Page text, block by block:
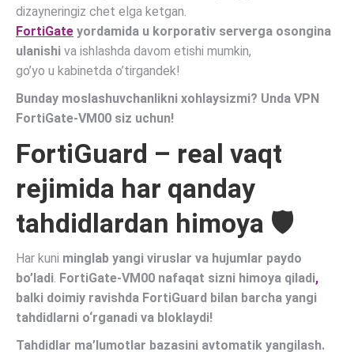
dizayneringiz chet elga ketgan.
FortiGate yordamida u korporativ serverga osongina
ulanishi va ishlashda davom etishi mumkin,
go’yo u kabinetda o’tirgandek!
Bunday moslashuvchanlikni xohlaysizmi? Unda VPN
FortiGate-VM00 siz uchun!
FortiGuard – real vaqt
rejimida har qanday
tahdidlardan himoya 🛡
Har kuni minglab yangi viruslar va hujumlar paydo
bo’ladi. FortiGate-VM00 nafaqat sizni himoya qiladi,
balki doimiy ravishda FortiGuard bilan barcha yangi
tahdidlarni o‘rganadi va bloklaydi!
Tahdidlar ma’lumotlar bazasini avtomatik yangilash.